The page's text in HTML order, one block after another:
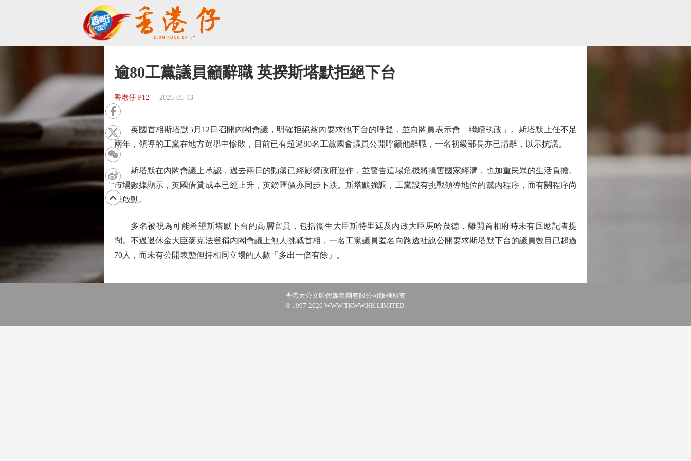
逾80工黨議員籲辭職 英揆斯塔默拒絕下台
香港仔 P12 2026-05-13
英國首相斯塔默5月12日召開內閣會議，明確拒絕黨內要求他下台的呼聲，並向閣員表示會「繼續執政」。斯塔默上任不足
兩年，領導的工黨在地方選舉中慘敗，目前已有超過80名工黨國會議員公開呼籲他辭職，一名初級部長亦已請辭，以示抗議。
斯塔默在內閣會議上承認，過去兩日的動盪已經影響政府運作，並警告這場危機將損害國家經濟，也加重民眾的生活負擔。
市場數據顯示，英國借貸成本已經上升，英鎊匯價亦同步下跌。斯塔默強調，工黨設有挑戰領導地位的黨內程序，而有關程序尚
未啟動。
多名被視為可能希望斯塔默下台的高層官員，包括衞生大臣斯特里廷及內政大臣馬哈茂德，離開首相府時未有回應記者提
問。不過退休金大臣麥克法登稱內閣會議上無人挑戰首相，一名工黨議員匿名向路透社說公開要求斯塔默下台的議員數目已超過
70人，而未有公開表態但持相同立場的人數「多出一倍有餘」。
香港大公文匯傳媒集團有限公司版權所有
© 1997-2026 WWW.TKWW.HK LIMITED.